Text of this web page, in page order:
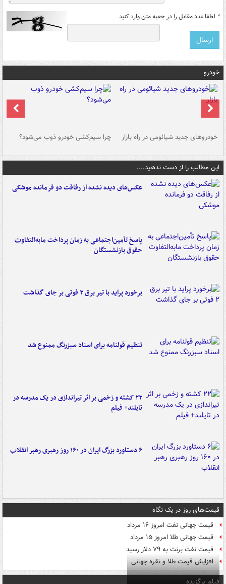
* لطفا عدد مقابل را در جعبه متن وارد کنید
خودرو
خودروهای جدید شیائومی در راه بازار چرا سیم‌کشی خودرو ذوب می‌شود؟
این مطالب را از دست ندهید....
عکس‌های دیده نشده از رفاقت دو فرمانده‌ موشکی
پاسخ تأمین‌اجتماعی به زمان پرداخت مابه‌التفاوت
حقوق بازنشستگان
برخورد پراید با تیر برق ۲ فوتی بر جای گذاشت
تنظیم قولنامه برای اسناد سبزرنگ ممنوع شد
۲۲ کشته و زخمی بر اثر تیراندازی در یک مدرسه در
تایلند+ فیلم
۶ دستاورد بزرگ ایران در ۱۶۰ روز رهبری رهبر انقلاب
قیمت‌های روز در یک نگاه
قیمت جهانی نفت امروز ۱۶ مرداد
قیمت جهانی طلا امروز ۱۵ مرداد
قیمت نفت برنت به ۷۹ دلار رسید
افزایش قیمت طلا و نقره جهانی
فیلم برگزیده